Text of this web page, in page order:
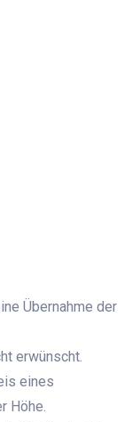
Übernahme der
erwünscht.
eines
Höhe.